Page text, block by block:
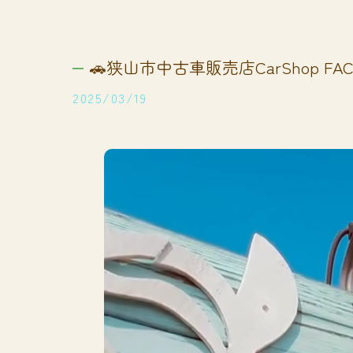
🚗狭山市中古車販売店CarShop
2025/03/19